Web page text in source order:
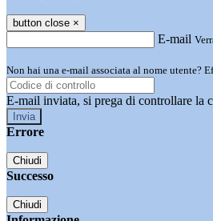
button close ×
E-mail
Non hai una e-mail associata al nome utente?
E-mail inviata, si prega di controllare la
Errore
Chiudi
Successo
Chiudi